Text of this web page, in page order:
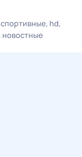
спортивные hd
новостные